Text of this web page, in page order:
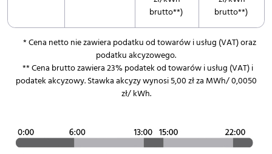
brutto**)
brutto**)
* Cena netto nie zawiera podatku od towarów i usług (VAT) oraz
podatku akcyzowego.
** Cena brutto zawiera 23% podatek od towarów i usług (VAT) i
podatek akcyzowy. Stawka akcyzy wynosi 5,00 zł za MWh/ 0,0050
zł/ kWh.